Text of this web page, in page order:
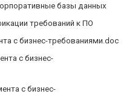
базы данных
требований к ПО
с бизнес-требованиями.doc
с бизнес-
с бизнес-